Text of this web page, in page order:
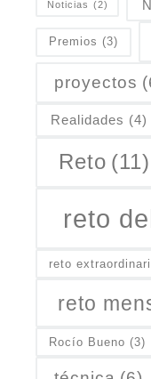
Noticias (2)
Premios (3)
proyectos
Realidades (4)
Reto (11)
reto
reto
reto
Rocío Bueno (3)